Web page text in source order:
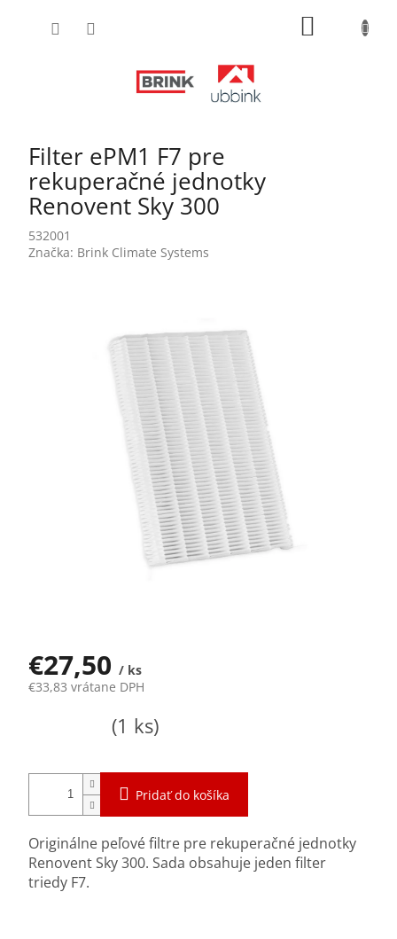
Filter ePM1 F7 pre
rekuperačné jednotky
Renovent Sky 300
532001
Značka: Brink Climate Systems
€27,50/ ks
€33,83 vrátane DPH
(1 ks)
Pridať do košíka
Originálne peľové filtre pre rekuperačné jednotky
Renovent Sky 300. Sada obsahuje jeden filter
triedy F7.